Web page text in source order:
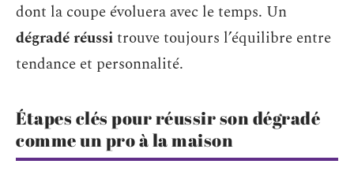
dont la coupe évoluera avec le temps. Un
dégradé réussitrouve toujours l’équilibre entre
tendance et personnalité.
Étapes clés pour réussir son dégradé
comme un pro à la maison